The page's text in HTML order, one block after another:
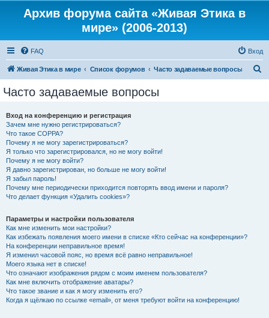
Архив форума сайта «Живая Этика в
мире» (2006-2013)
FAQ Вход
Живая Этика в мире Список форумов Часто задаваемые вопросы
Часто задаваемые вопросы
Вход на конференцию и регистрация
Зачем мне нужно регистрироваться?
Что такое COPPA?
Почему я не могу зарегистрироваться?
Я только что зарегистрировался, но не могу войти!
Почему я не могу войти?
Я давно зарегистрирован, но больше не могу войти!
Я забыл пароль!
Почему мне периодически приходится повторять ввод имени и пароля?
Что делает функция «Удалить cookies»?
Параметры и настройки пользователя
Как мне изменить мои настройки?
Как избежать появления моего имени в списке «Кто сейчас на конференции»?
На конференции неправильное время!
Я изменил часовой пояс, но время всё равно неправильное!
Моего языка нет в списке!
Что означают изображения рядом с моим именем пользователя?
Как мне включить отображение аватары?
Что такое звание и как я могу изменить его?
Когда я щёлкаю по ссылке «email», от меня требуют войти на конференцию!